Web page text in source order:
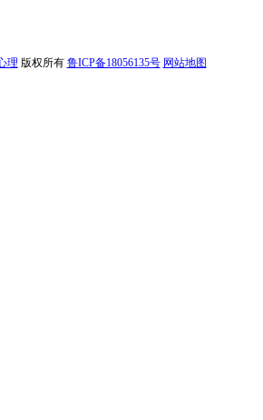
理 版权所有 鲁ICP备18056135号 网站地图